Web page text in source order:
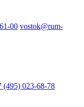
00 vostok@rum-
(495) 023-68-78